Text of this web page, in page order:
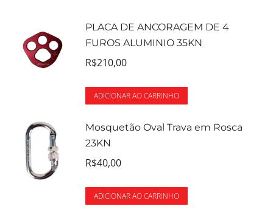
PLACA DE ANCORAGEM DE 4
FUROS ALUMINIO 35KN
R$210,00
ADICIONAR AO CARRINHO
Mosquetão Oval Trava em Rosca
23KN
R$40,00
ADICIONAR AO CARRINHO